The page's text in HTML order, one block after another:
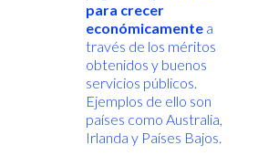
para crecer
económicamentea
través de los méritos
obtenidos y buenos
servicios públicos.
Ejemplos de ello son
países como Australia,
Irlanda y Países Bajos.